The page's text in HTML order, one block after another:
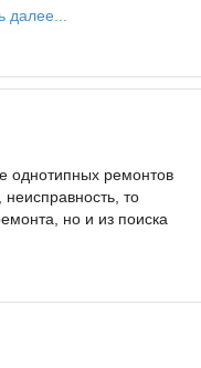
далее...
однотипных ремонтов
то
но и из поиска